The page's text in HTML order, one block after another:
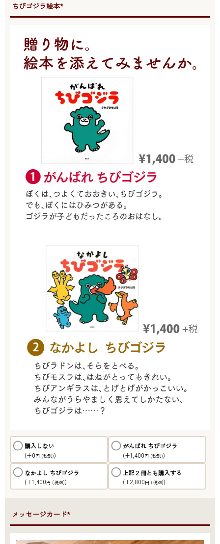
●ちびゴジラ絵本*
購入しない
(+0円 (税別))
がんばれ ちびゴジラ
(+1,400円 (税別))
なかよし ちびゴジラ
(+1,400円 (税別))
上記２冊とも購入する
(+2,800円 (税別))
●メッセージカード*